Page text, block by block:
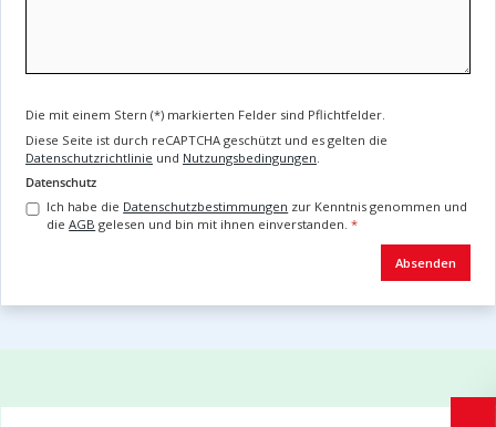
Die mit einem Stern (*) markierten Felder sind Pflichtfelder.
Diese Seite ist durch reCAPTCHA geschützt und es gelten die
Datenschutzrichtlinie und Nutzungsbedingungen
Datenschutz
Ich habe die Datenschutzbestimmungen zur Kenntnis genommen und
dieAGB gelesen und bin mit ihnen einverstanden.*
Absenden